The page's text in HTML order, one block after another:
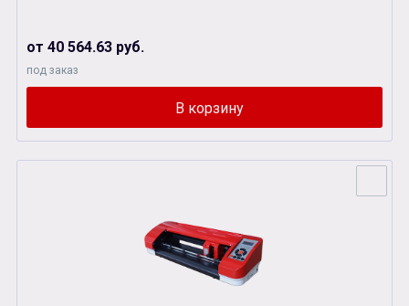
от 40 564.63 руб.
под заказ